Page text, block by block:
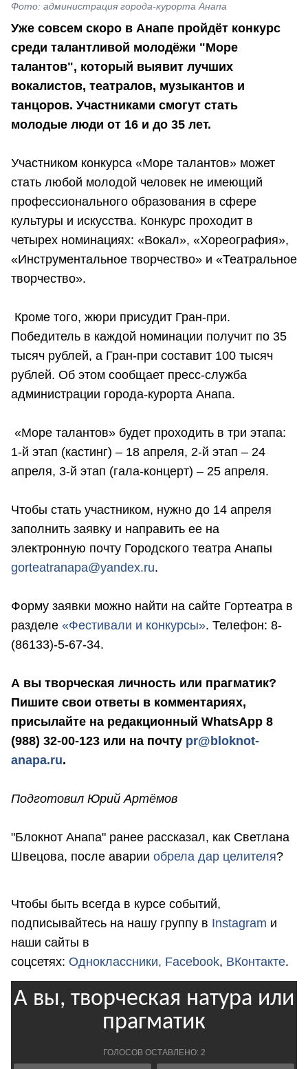
Фото: администрация города-курорта Анапа
Уже совсем скоро в Анапе пройдёт конкурс
среди талантливой молодёжи "Море
талантов", который выявит лучших
вокалистов, театралов, музыкантов и
танцоров. Участниками смогут стать
молодые люди от 16 и до 35 лет.
Участником конкурса «Море талантов» может
стать любой молодой человек не имеющий
профессионального образования в сфере
культуры и искусства. Конкурс проходит в
четырех номинациях: «Вокал», «Хореография»,
«Инструментальное творчество» и «Театральное
творчество».
Кроме того, жюри присудит Гран-при.
Победитель в каждой номинации получит по 35
тысяч рублей, а Гран-при составит 100 тысяч
рублей. Об этом сообщает пресс-служба
администрации города-курорта Анапа.
«Море талантов» будет проходить в три этапа:
1-й этап (кастинг) – 18 апреля, 2-й этап – 24
апреля, 3-й этап (гала-концерт) – 25 апреля.
Чтобы стать участником, нужно до 14 апреля
заполнить заявку и направить ее на
электронную почту Городского театра Анапы
gorteatranapa@yandex.ru.
Форму заявки можно найти на сайте Гортеатра в
разделе «Фестивали и конкурсы». Телефон: 8-
(86133)-5-67-34.
А вы творческая личность или прагматик?
Пишите свои ответы в комментариях,
присылайте на редакционный WhatsApp 8
(988) 32-00-123 или на почту pr@bloknot-
anapa.ru.
Подготовил Юрий Артёмов
"Блокнот Анапа" ранее рассказал, как Светлана
Швецова, после аварии обрела дар целителя?
Чтобы быть всегда в курсе событий,
подписывайтесь на нашу группу в Instagram и
наши сайты в
соцсетях: Одноклассники, Facebook, ВКонтакте.